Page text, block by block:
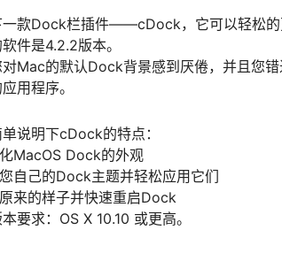
款Dock栏插件——cDock，它可以轻松的
件是4.2.2版本。
Mac的默认Dock背景感到厌倦，并且您
用程序。
说明下cDock的特点：
MacOS Dock的外观
自己的Dock主题并轻松应用它们
来的样子并快速重启Dock
要求：OS X 10.10 或更高。